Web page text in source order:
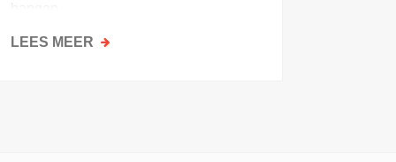
hangen.
LEES MEER OVER